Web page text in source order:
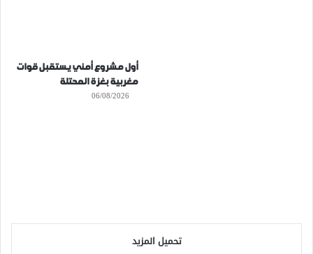
أول مشروع أمني يستقبل قوات
مغربية بغزة المحتلة
06/08/2026
تحميل المزيد